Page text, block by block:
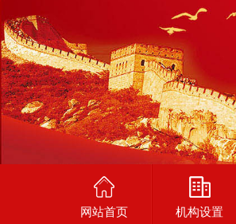
网站首页 机构设置